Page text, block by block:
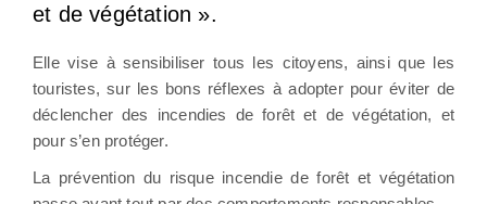
et de végétation ».
Elle vise à sensibiliser tous les citoyens, ainsi que les
touristes, sur les bons réflexes à adopter pour éviter de
déclencher des incendies de forêt et de végétation, et
pour s’en protéger.
La prévention du risque incendie de forêt et végétation